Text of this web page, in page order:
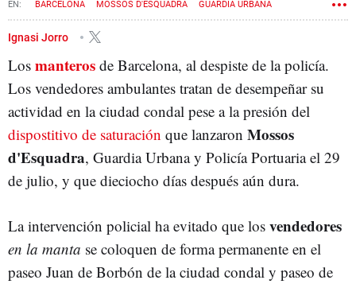
BARCELONA MOSSOS D'ESQUADRA GUARDIA URBANA
TOP MANTA
Ignasi Jorro
Los manteros de Barcelona, al despiste de la policía.
Los vendedores ambulantes tratan de desempeñar su
actividad en la ciudad condal pese a la presión del
dispostitivo de saturación que lanzaron Mossos
d'Esquadra, Guardia Urbana y Policía Portuaria el 29
de julio, y que dieciocho días después aún dura.
La intervención policial ha evitado que los vendedores
en la manta se coloquen de forma permanente en el
paseo Juan de Borbón de la ciudad condal y paseo de